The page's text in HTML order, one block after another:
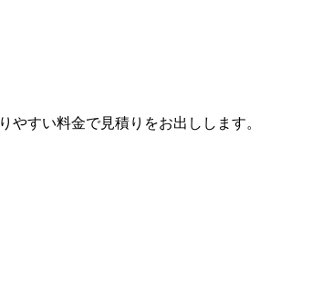
すい料金で見積りをお出しします。